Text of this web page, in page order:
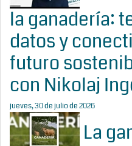
la ganadería:
datos y
futuro
con Nikolaj
jueves, 30 de julio de 2026
La